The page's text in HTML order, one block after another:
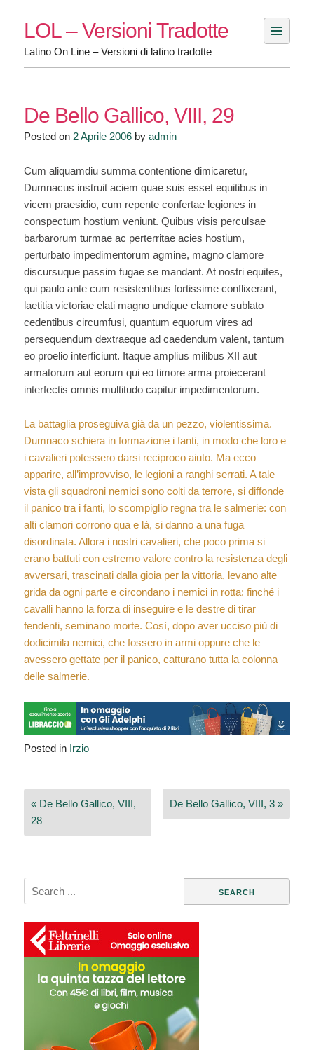
content
LOL – Versioni Tradotte
Latino On Line – Versioni di latino tradotte
De Bello Gallico, VIII, 29
Posted on 2 Aprile 2006by admin
Cum aliquamdiu summa contentione dimicaretur,
Dumnacus instruit aciem quae suis esset equitibus in
vicem praesidio, cum repente confertae legiones in
conspectum hostium veniunt. Quibus visis perculsae
barbarorum turmae ac perterritae acies hostium,
perturbato impedimentorum agmine, magno clamore
discursuque passim fugae se mandant. At nostri equites,
qui paulo ante cum resistentibus fortissime conflixerant,
laetitia victoriae elati magno undique clamore sublato
cedentibus circumfusi, quantum equorum vires ad
persequendum dextraeque ad caedendum valent, tantum
eo proelio interficiunt. Itaque amplius milibus XII aut
armatorum aut eorum qui eo timore arma proiecerant
interfectis omnis multitudo capitur impedimentorum.
La battaglia proseguiva già da un pezzo, violentissima.
Dumnaco schiera in formazione i fanti, in modo che loro e
i cavalieri potessero darsi reciproco aiuto. Ma ecco
apparire, all’improvviso, le legioni a ranghi serrati. A tale
vista gli squadroni nemici sono colti da terrore, si diffonde
il panico tra i fanti, lo scompiglio regna tra le salmerie: con
alti clamori corrono qua e là, si danno a una fuga
disordinata. Allora i nostri cavalieri, che poco prima si
erano battuti con estremo valore contro la resistenza degli
avversari, trascinati dalla gioia per la vittoria, levano alte
grida da ogni parte e circondano i nemici in rotta: finché i
cavalli hanno la forza di inseguire e le destre di tirar
fendenti, seminano morte. Così, dopo aver ucciso più di
dodicimila nemici, che fossero in armi oppure che le
avessero gettate per il panico, catturano tutta la colonna
delle salmerie.
Posted in Irzio
Navigazione
articoli
« De Bello Gallico, VIII,
28
De Bello Gallico, VIII, 3 »
Search
for: